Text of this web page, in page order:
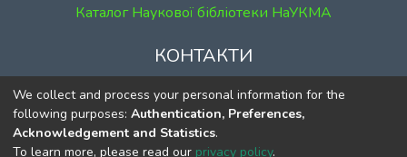
Каталог Наукової бібліотеки НаУКМА
КОНТАКТИ
м. Київ, вул. Григорія Сковороди, 2
к. 1, к. 120
тел. (044) 463-69-31
We collect and process your personal information for the
following purposes: Authentication, Preferences,
Acknowledgement and Statistics.
To learn more, please read our privacy policy.